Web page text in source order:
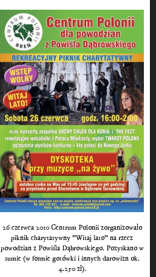
26 czerwca 2010 Centrum Polonii zorganizowało
piknik charytatywny "Witaj lato" na rzecz
powodzian z Powiśla Dąbrowskiego. Pozyskano w
sumie (w formie gotówki i innych darowizn ok.
4.250 zł).